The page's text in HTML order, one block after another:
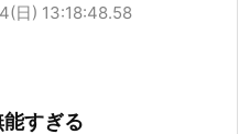
日) 13:18:48.58
すぎる